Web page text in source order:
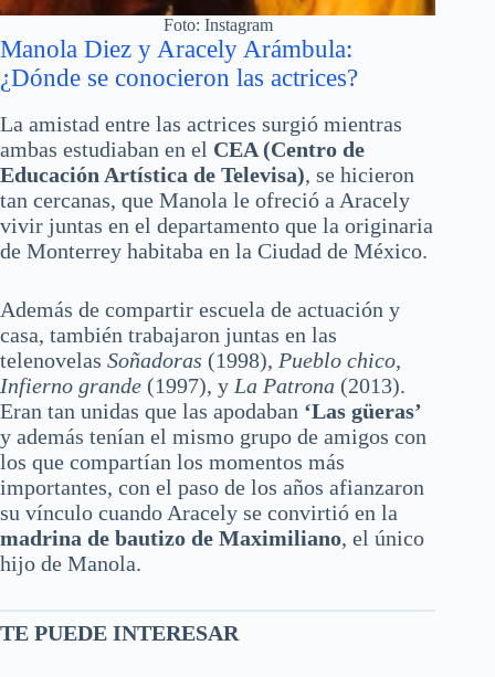
Foto: Instagram
Manola Diez y Aracely Arámbula:
¿Dónde se conocieron las actrices?
La amistad entre las actrices surgió mientras
ambas estudiaban en el CEA (Centro de
Educación Artística de Televisa), se hicieron
tan cercanas, que Manola le ofreció a Aracely
vivir juntas en el departamento que la originaria
de Monterrey habitaba en la Ciudad de México.
Además de compartir escuela de actuación y
casa, también trabajaron juntas en las
telenovelas Soñadoras (1998), Pueblo chico,
Infierno grande (1997), y La Patrona (2013).
Eran tan unidas que las apodaban ‘Las güeras’
y además tenían el mismo grupo de amigos con
los que compartían los momentos más
importantes, con el paso de los años afianzaron
su vínculo cuando Aracely se convirtió en la
madrina de bautizo de Maximiliano, el único
hijo de Manola.
TE PUEDE INTERESAR